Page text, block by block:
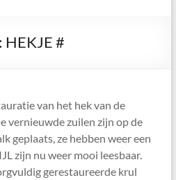
#
van het hek van de
vernieuwde zuilen zijn op de
geplaats, ze hebben weer een
zijn nu weer mooi leesbaar.
gerestaureerde krul